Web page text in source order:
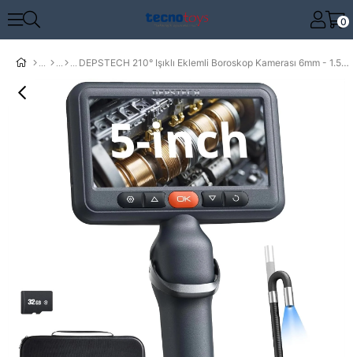
0
DEPSTECH 210° Işıklı Eklemli Boroskop Kamerası 6mm - 1.5m Kablo